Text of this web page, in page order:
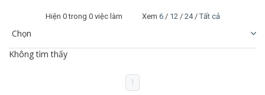
Hiện 0trong 0 việc làm Xem 6/ 12 / 24/Tất cả
Không tìm thấy
1